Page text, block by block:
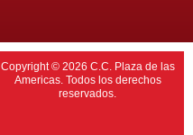
Copyright © 2026 C.C. Plaza de las
Americas. Todos los derechos
reservados.